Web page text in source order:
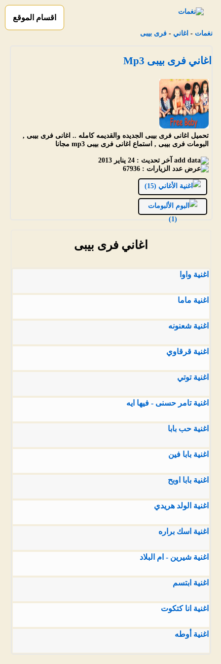
اقسام الموقع
نغمات - اغاني - فرى بيبى
اغاني فرى بيبى Mp3
تحميل اغانى فرى بيبى الجديده والقديمه كامله .. اغانى فرى بيبى ,
البومات فرى بيبى , استماع اغانى فرى بيبى mp3 مجانا
آخر تحديث : 24 يناير 2013
عدد الزيارات : 67936
الأغاني (15)
الألبومات
(1)
اغاني فرى بيبى
اغنية واوا
اغنية ماما
اغنية شعنونه
اغنية قرقاوي
اغنية توتي
اغنية تامر حسنى - فيها ايه
اغنية حب بابا
اغنية بابا فين
اغنية بابا اوبح
اغنية الولد هريدي
اغنية اسك براره
اغنية شيرين - ام البلاد
اغنية ابتسم
اغنية انا كتكوت
اغنية أوطه